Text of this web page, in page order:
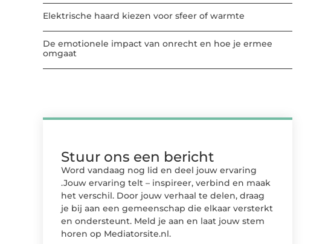
Elektrische haard kiezen voor sfeer of warmte
De emotionele impact van onrecht en hoe je ermee
omgaat
Stuur ons een bericht
Word vandaag nog lid en deel jouw ervaring
.Jouw ervaring telt – inspireer, verbind en maak
het verschil. Door jouw verhaal te delen, draag
je bij aan een gemeenschap die elkaar versterkt
en ondersteunt. Meld je aan en laat jouw stem
horen op Mediatorsite.nl.